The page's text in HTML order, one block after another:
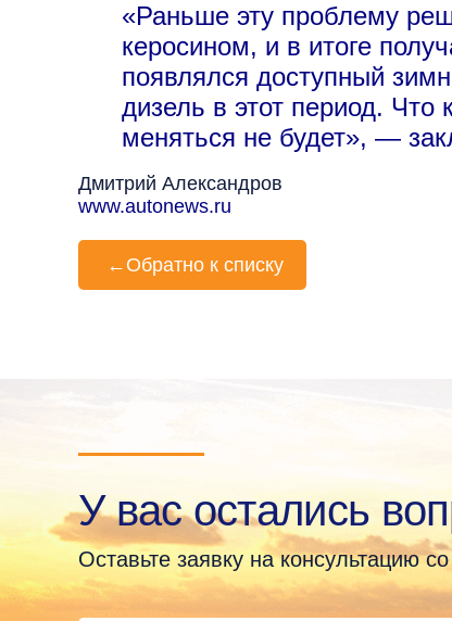
«Раньше эту проблему
керосином, и в итоге
появлялся доступный
дизель в этот период. Что
меняться не будет», —
Дмитрий Александров
www.autonews.ru
← Обратно к списку
У вас остались
Оставьте заявку на консультацию